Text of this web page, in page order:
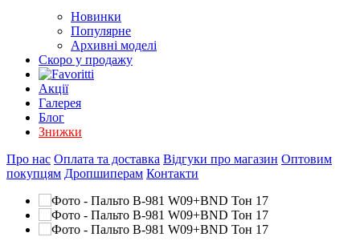
Новинки
Популярне
Архивні моделі
Скоро у продажу
Акції
Галерея
Блог
Знижки
Про нас Оплата та доставка Відгуки про магазин Оптовим
покупцям Дропшиперам Контакти